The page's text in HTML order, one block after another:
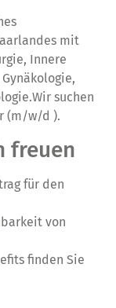
mit
Innere
suchen
(m/w/d ).
freuen
für den
von
finden Sie